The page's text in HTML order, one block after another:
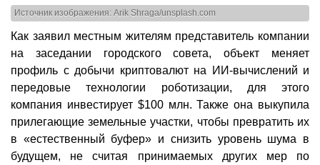
Источник изображения: Arik Shraga/unsplash.com
Как заявил местным жителям представитель компании
на заседании городского совета, объект меняет
профиль с добычи криптовалют на ИИ-вычислений и
передовые технологии роботизации, для этого
компания инвестирует $100 млн. Также она выкупила
прилегающие земельные участки, чтобы превратить их
в «естественный буфер» и снизить уровень шума в
будущем, не считая принимаемых других мер по